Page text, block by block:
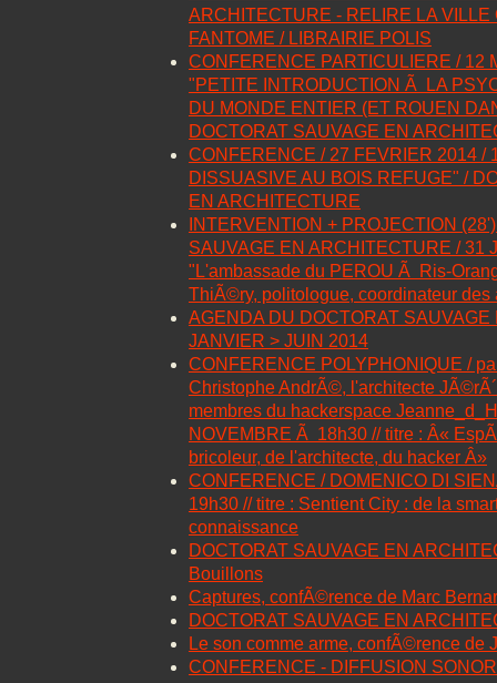
ARCHITECTURE - RELIRE LA VILLE
FANTOME / LIBRAIRIE POLIS
CONFERENCE PARTICULIERE / 12
"PETITE INTRODUCTION Ã LA
DU MONDE ENTIER (ET ROUEN
DOCTORAT SAUVAGE EN
CONFERENCE / 27 FEVRIER 2014 /
DISSUASIVE AU BOIS REFUGE" /
EN ARCHITECTURE
INTERVENTION + PROJECTION
SAUVAGE EN ARCHITECTURE / 31
"L'ambassade du PEROU Ã Ris-
ThiÃ©ry, politologue, coordinateur des
AGENDA DU DOCTORAT
JANVIER > JUIN 2014
CONFERENCE POLYPHONIQUE /
Christophe AndrÃ©, l'architecte
membres du hackerspace
NOVEMBRE Ã 18h30 // titre : Â«
bricoleur, de l'architecte, du hacker Â»
CONFERENCE / DOMENICO DI
19h30 // titre : Sentient City : de la
connaissance
DOCTORAT SAUVAGE EN
Bouillons
Captures, confÃ©rence de Marc
DOCTORAT SAUVAGE EN
Le son comme arme, confÃ©rence de
CONFERENCE - DIFFUSION